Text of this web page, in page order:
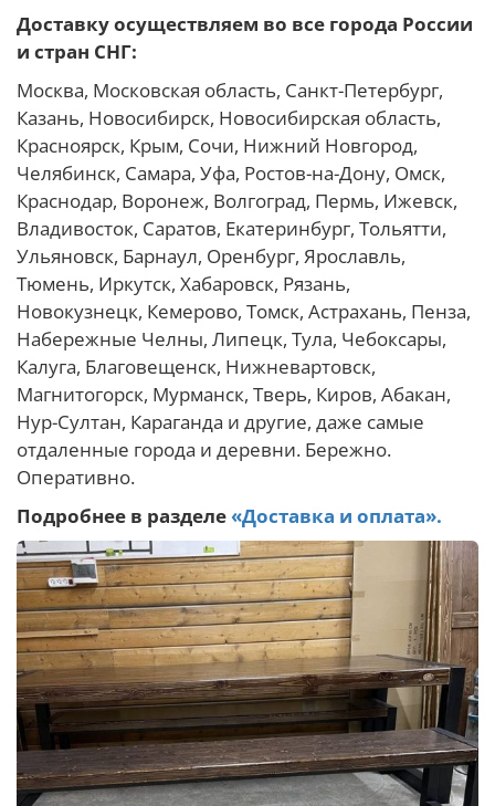
Доставку осуществляем во все города России
и стран СНГ:
Москва, Московская область, Санкт-Петербург,
Казань, Новосибирск, Новосибирская область,
Красноярск, Крым, Сочи, Нижний Новгород,
Челябинск, Самара, Уфа, Ростов-на-Дону, Омск,
Краснодар, Воронеж, Волгоград, Пермь, Ижевск,
Владивосток, Саратов, Екатеринбург, Тольятти,
Ульяновск, Барнаул, Оренбург, Ярославль,
Тюмень, Иркутск, Хабаровск, Рязань,
Новокузнецк, Кемерово, Томск, Астрахань, Пенза,
Набережные Челны, Липецк, Тула, Чебоксары,
Калуга, Благовещенск, Нижневартовск,
Магнитогорск, Мурманск, Тверь, Киров, Абакан,
Нур-Султан, Караганда и другие, даже самые
отдаленные города и деревни. Бережно.
Оперативно.
Подробнее в разделе «Доставка и оплата».